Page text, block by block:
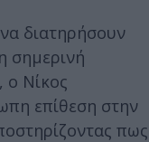
διατηρήσουν
σημερινή
ο Νίκος
επίθεση στην
πως